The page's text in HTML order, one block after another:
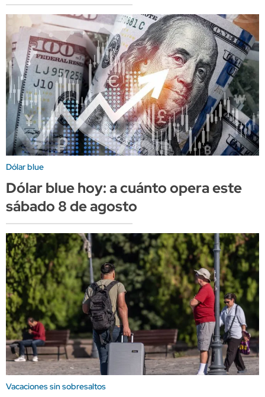
Dólar blue
Dólar blue hoy: a cuánto opera este
sábado 8 de agosto
Vacaciones sin sobresaltos